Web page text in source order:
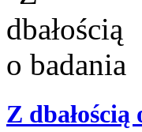
Z dbałością